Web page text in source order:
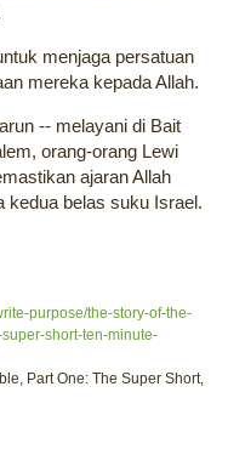
menjaga persatuan
mereka kepada Allah.
-- melayani di Bait
orang-orang Lewi
ajaran Allah
kedua belas suku Israel.
purpose/the-story-of-the-
short-ten-minute-
Part One: The Super Short,